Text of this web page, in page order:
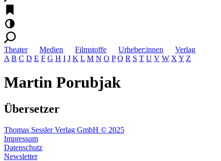
Theater Medien Filmstoffe Urheber:innen
Verlag
A B C D E F G H I J K L M N O P Q R S T U V W X Y Z
Martin Porubjak
Übersetzer
Thomas Sessler Verlag GmbH © 2025
Impressum
Datenschutz
Newsletter